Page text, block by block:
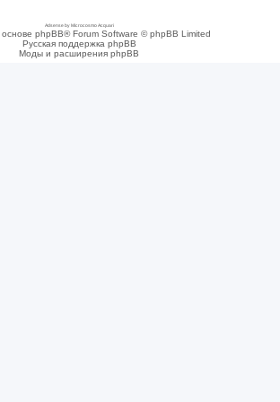
Adsense by Microcosmo Acquari
phpBB® Forum Software © phpBB Limited
Русская поддержка phpBB
Моды и расширения phpBB